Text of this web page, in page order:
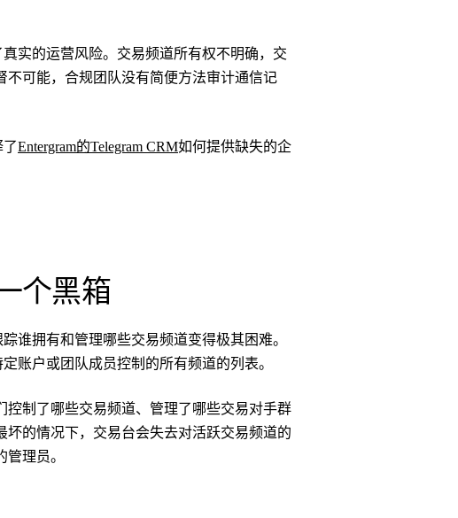
实的运营风险。交易频道所有权不明确，交
可能，合规团队没有简便方法审计通信记
Entergram的Telegram CRM如何提供缺失的企
个黑箱
谁拥有和管理哪些交易频道变得极其困难。
账户或团队成员控制的所有频道的列表。
制了哪些交易频道、管理了哪些交易对手群
的情况下，交易台会失去对活跃交易频道的
理员。